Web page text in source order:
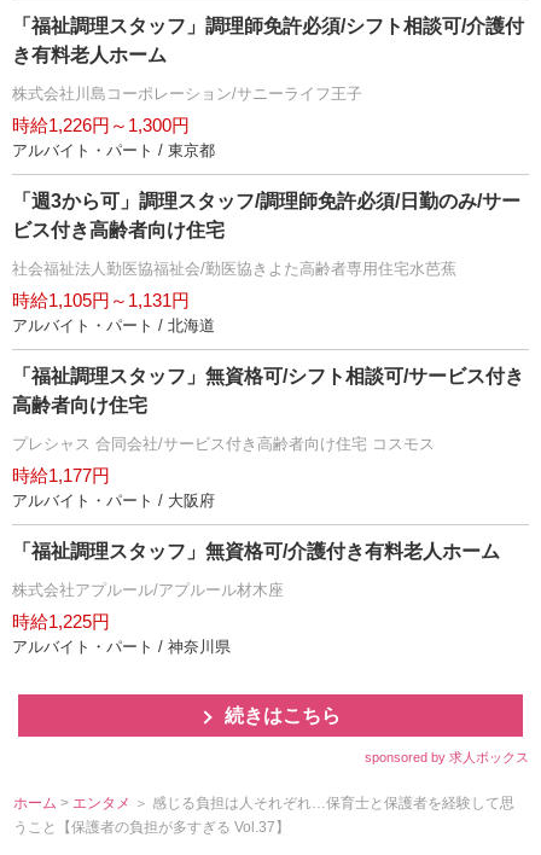
「福祉調理スタッフ」調理師免許必須/シフト相談可/介護付
き有料老人ホーム
株式会社川島コーポレーション/サニーライフ王子
時給1,226円～1,300円
アルバイト・パート / 東京都
「週3から可」調理スタッフ/調理師免許必須/日勤のみ/サー
ビス付き高齢者向け住宅
社会福祉法人勤医協福祉会/勤医協きよた高齢者専用住宅水芭蕉
時給1,105円～1,131円
アルバイト・パート / 北海道
「福祉調理スタッフ」無資格可/シフト相談可/サービス付き
高齢者向け住宅
プレシャス 合同会社/サービス付き高齢者向け住宅 コスモス
時給1,177円
アルバイト・パート / 大阪府
「福祉調理スタッフ」無資格可/介護付き有料老人ホーム
株式会社アプルール/アプルール材木座
時給1,225円
アルバイト・パート / 神奈川県
続きはこちら
sponsored by 求人ボックス
ホーム > エンタメ ＞ 感じる負担は人それぞれ…保育士と保護者を経験して思
うこと【保護者の負担が多すぎる Vol.37】